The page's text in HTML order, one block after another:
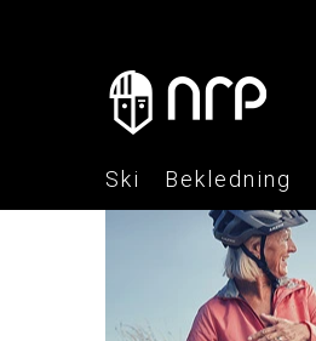
Ski Bekledning